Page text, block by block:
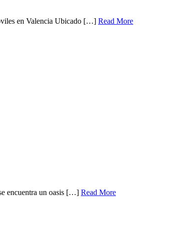
en Valencia Ubicado […] Read More
encuentra un oasis […] Read More